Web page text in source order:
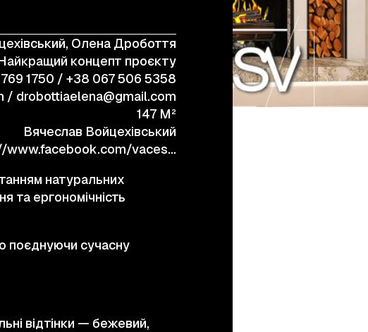
+38 (067) 443 01 84
Олена Дробоття
концепт проєкту
1750 / +38 067 506 5358
/ drobottiaelena@gmail.com
147 M²
Вячеслав Войцехівський
https://www.facebook.com/vaceslav.vojcehivs.kij.649815
натуральних
та ергономічність
поєднуючи сучасну
відтінки — бежевий,